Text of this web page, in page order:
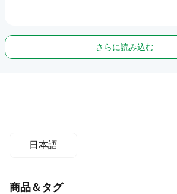
さらに読み込む
日本語
商品＆タグ